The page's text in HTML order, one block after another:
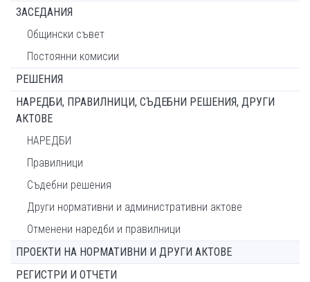
ЗАСЕДАНИЯ
Общински съвет
Постоянни комисии
РЕШЕНИЯ
НАРЕДБИ, ПРАВИЛНИЦИ, СЪДЕБНИ РЕШЕНИЯ, ДРУГИ
АКТОВЕ
НАРЕДБИ
Правилници
Съдебни решения
Други нормативни и административни актове
Отменени наредби и правилници
ПРОЕКТИ НА НОРМАТИВНИ И ДРУГИ АКТОВЕ
РЕГИСТРИ И ОТЧЕТИ